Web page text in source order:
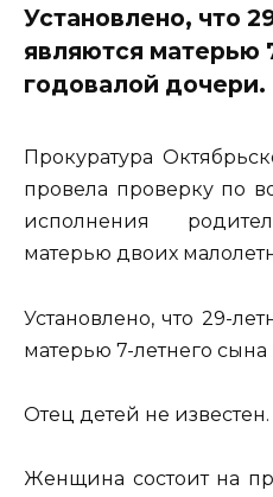
Установлено, что
являются матерью
годовалой дочери.
Прокуратура
провела проверку по
исполнения
матерью двоих
Установлено, что 29-
матерью 7-летнего
Отец детей не известен.
Женщина состоит на